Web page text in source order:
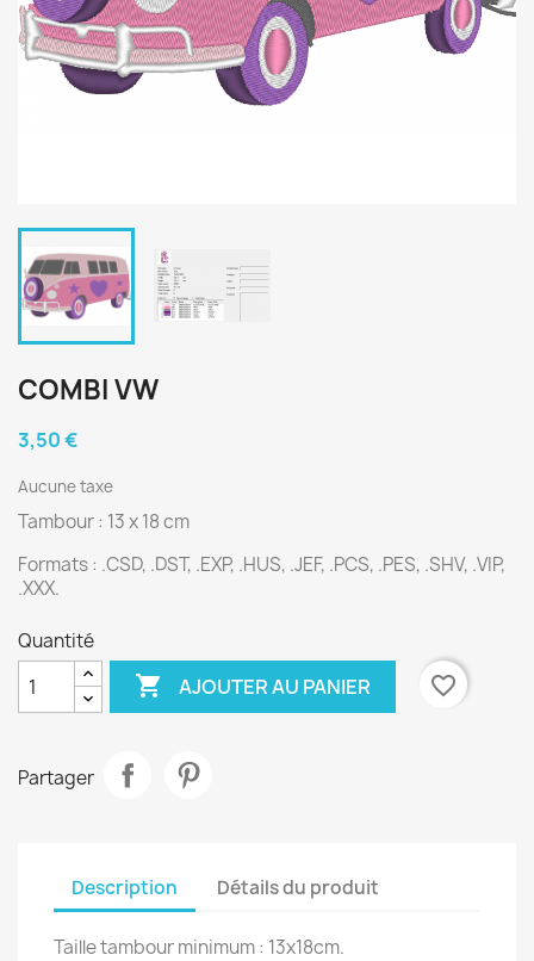
COMBI VW
3,50 €
Aucune taxe
Tambour : 13 x 18 cm
Formats : .CSD, .DST, .EXP, .HUS, .JEF, .PCS, .PES, .SHV, .VIP,
.XXX.
Quantité
 AJOUTER AU PANIER favorite_border
Partager
Description Détails du produit
Taille tambour minimum : 13x18cm.